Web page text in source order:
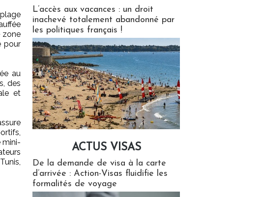
zone
pour
au
des
et
mini-
L’accès aux vacances : un droit
inachevé totalement abandonné par
les politiques français !
ACTUS VISAS
De la demande de visa à la carte
d’arrivée : Action-Visas fluidifie les
formalités de voyage